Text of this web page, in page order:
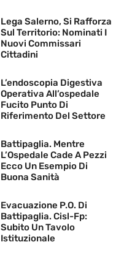
Lega Salerno, Si Rafforza
Sul Territorio: Nominati I
Nuovi Commissari
Cittadini
L’endoscopia Digestiva
Operativa All’ospedale
Fucito Punto Di
Riferimento Del Settore
Battipaglia. Mentre
L’Ospedale Cade A Pezzi
Ecco Un Esempio Di
Buona Sanità
Evacuazione P.O. Di
Battipaglia. Cisl-Fp:
Subito Un Tavolo
Istituzionale